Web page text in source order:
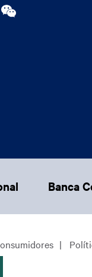
Banca